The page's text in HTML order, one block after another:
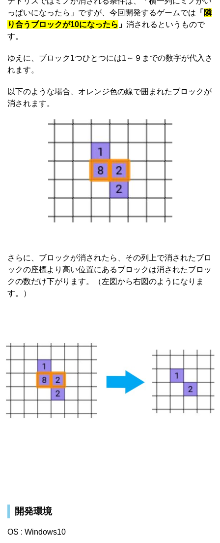
っぱいになったら」ですが、今回開発するゲームでは 「 隣
り合うブロックが10になったら 」 消されるというもので
す。
ゆえに、ブロック1つひとつには1～９までの数字が代入さ
れます。
以下のような場合、オレンジ色の線で囲まれたブロックが
消されます。
さらに、ブロックが消されたら、その列上で消されたブロ
ックの座標より高い位置にあるブロックは消されたブロッ
クの数だけ下がります。（左図から右図のようになりま
す。）
開発環境
OS : Windows10